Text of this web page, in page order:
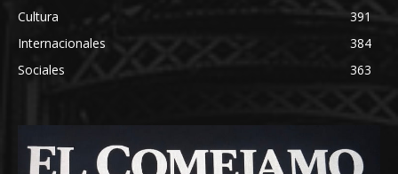
Cultura
391
Internacionales
384
Sociales
363